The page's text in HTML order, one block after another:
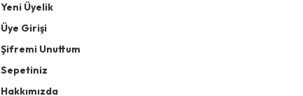
Yeni Üyelik
Üye Girişi
Şifremi Unuttum
Sepetiniz
Hakkımızda